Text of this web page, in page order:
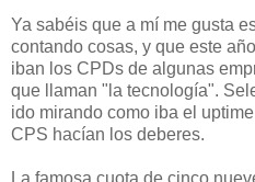
Ya sabéis que a mí me gusta
contando cosas, y que este
iban los CPDs de algunas
que llaman "la tecnología".
ido mirando como iba el
CPS hacían los deberes.
La famosa cuota de cinco